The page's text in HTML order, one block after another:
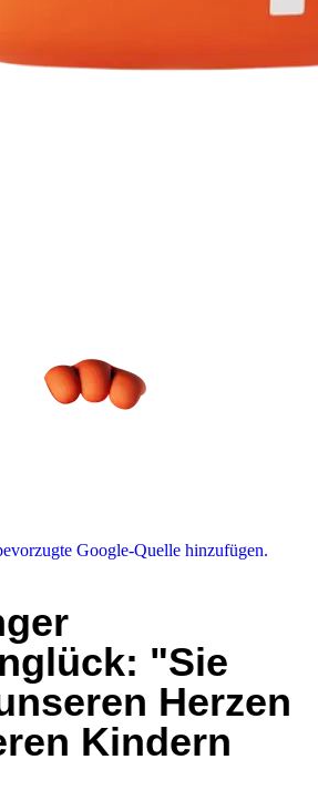
Google-Quelle hinzufügen.
"Sie
Herzen
Kindern